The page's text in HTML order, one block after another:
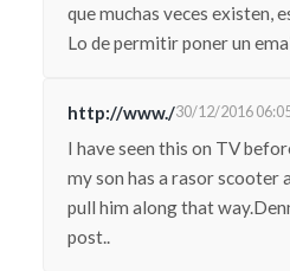
que muchas veces existen,
Lo de permitir poner un
http://www./30/12/2016
I have seen this on TV
my son has a rasor scooter
pull him along that
post..